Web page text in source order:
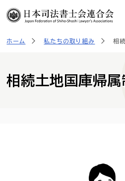
司法書士を知る
日司連について
ホーム 私たちの取り組み 相
相続土地国庫帰属